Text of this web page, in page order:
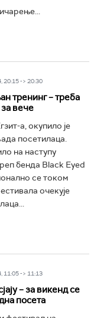
20:15 -> 20:30
тренинг – треба
вече
а, окупило је
посетилаца.
на наступу
бенда Black Eyed
се током
очекује
11:05 -> 11:13
– за викенд се
посета